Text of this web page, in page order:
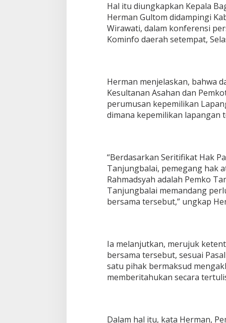
Hal itu diungkapkan Kepala
Herman Gultom didampingi
Wirawati, dalam konferensi
Kominfo daerah setempat,
Herman menjelaskan, bahwa
Kesultanan Asahan dan
perumusan kepemilikan
dimana kepemilikan lapangan
“Berdasarkan Seritifikat Hak
Tanjungbalai, pemegang hak
Rahmadsyah adalah Pemko
Tanjungbalai memandang
bersama tersebut,” ungkap
Ia melanjutkan, merujuk
bersama tersebut, sesuai
satu pihak bermaksud
memberitahukan secara
Dalam hal itu, kata Herman,